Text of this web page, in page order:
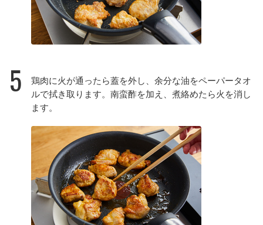
5
鶏肉に火が通ったら蓋を外し、余分な油をペーパータオ
ルで拭き取ります。南蛮酢を加え、煮絡めたら火を消し
ます。